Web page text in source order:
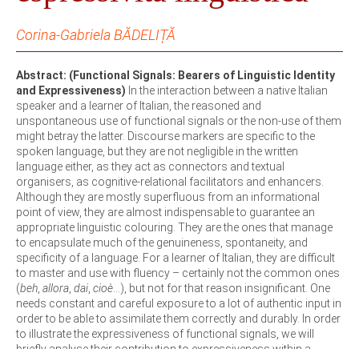
Corina-Gabriela BĂDELIȚĂ
Abstract: (Functional Signals: Bearers of Linguistic Identity
and Expressiveness) In the interaction between a native Italian
speaker and a learner of Italian, the reasoned and
unspontaneous use of functional signals or the non-use of them
might betray the latter. Discourse markers are specific to the
spoken language, but they are not negligible in the written
language either, as they act as connectors and textual
organisers, as cognitive-relational facilitators and enhancers.
Although they are mostly superfluous from an informational
point of view, they are almost indispensable to guarantee an
appropriate linguistic colouring. They are the ones that manage
to encapsulate much of the genuineness, spontaneity, and
specificity of a language. For a learner of Italian, they are difficult
to master and use with fluency – certainly not the common ones
(beh allora dai cioè ...), but not for that reason insignificant. One
needs constant and careful exposure to a lot of authentic input in
order to be able to assimilate them correctly and durably. In order
to illustrate the expressiveness of functional signals, we will